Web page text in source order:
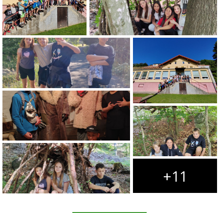
+11